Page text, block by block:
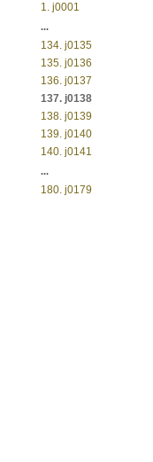
1. j0001
...
134. j0135
135. j0136
136. j0137
137. j0138
138. j0139
139. j0140
140. j0141
...
180. j0179